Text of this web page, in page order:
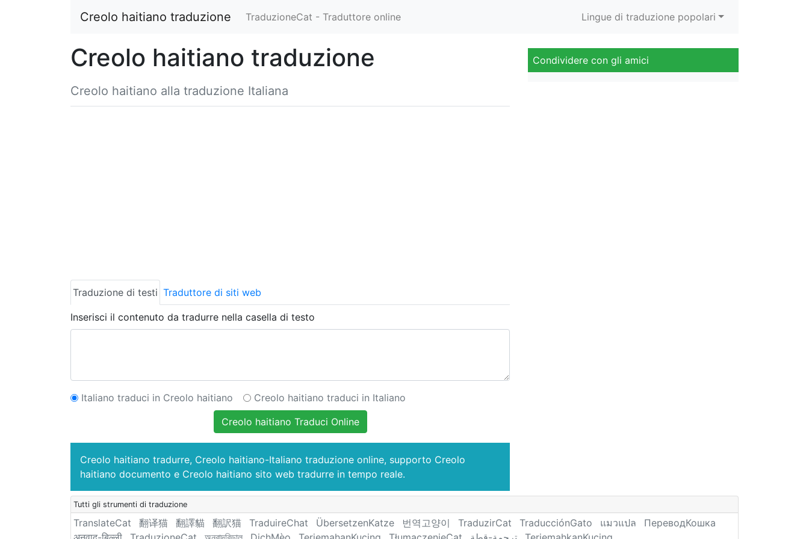
Creolo haitiano traduzione TraduzioneCat - Traduttore online Lingue di traduzione popolari
Creolo haitiano traduzione
Creolo haitiano alla traduzione Italiana
Traduzione di testi Traduttore di siti web
Inserisci il contenuto da tradurre nella casella di testo
Italiano traduci in Creolo haitiano
Creolo haitiano traduci in Italiano
Creolo haitiano Traduci Online
Creolo haitiano tradurre, Creolo haitiano-Italiano traduzione online, supporto Creolo
haitiano documento e Creolo haitiano sito web tradurre in tempo reale.
Condividere con gli amici
Tutti gli strumenti di traduzione
TranslateCat 翻译猫 翻譯貓 翻訳猫 TraduireChat ÜbersetzenKatze 번역고양이 TraduzirCat TraducciónGato แมวแปล
ПереводКошка